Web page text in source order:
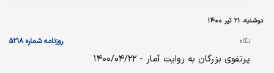
دوشنبه، ۲۱ تیر ۱۴۰۰
نگاه روزنامه شماره ۵۲۱۸
پرتفوی بزرگان به روایت آمار - ۱۴۰۰/۰۴/۲۲